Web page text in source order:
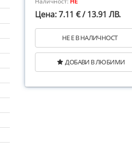
Цена: 7.11 € / 13.91 ЛВ.
НЕ Е В НАЛИЧНОСТ
ДОБАВИ В ЛЮБИМИ